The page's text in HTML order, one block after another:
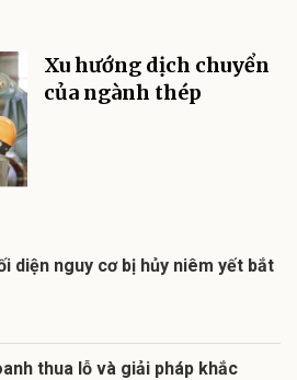
Xu hướng dịch chuyển
của ngành thép
diện nguy cơ bị hủy niêm yết bắt
thua lỗ và giải pháp khắc